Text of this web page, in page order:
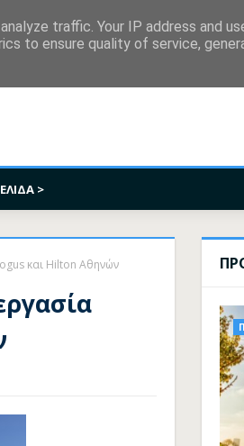
>
και Hilton Αθηνών
traffic. Your IP address and
to ensure quality of service,